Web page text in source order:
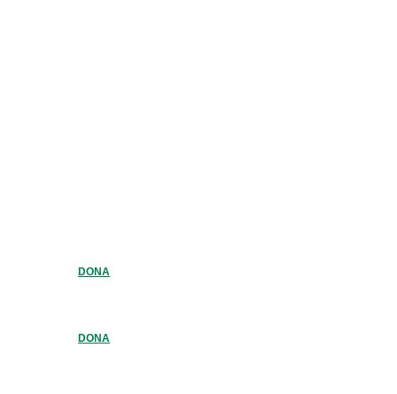
DONA
DONA